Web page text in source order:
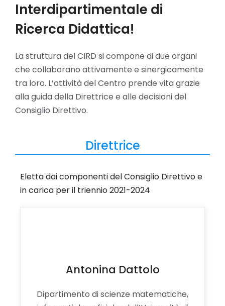
Interdipartimentale di
Ricerca Didattica!
La struttura del CIRD si compone di due organi
che collaborano attivamente e sinergicamente
tra loro. L’attività del Centro prende vita grazie
alla guida della Direttrice e alle decisioni del
Consiglio Direttivo.
Direttrice
Eletta dai componenti del Consiglio Direttivo e
in carica per il triennio 2021-2024
Antonina Dattolo
Dipartimento di scienze matematiche,